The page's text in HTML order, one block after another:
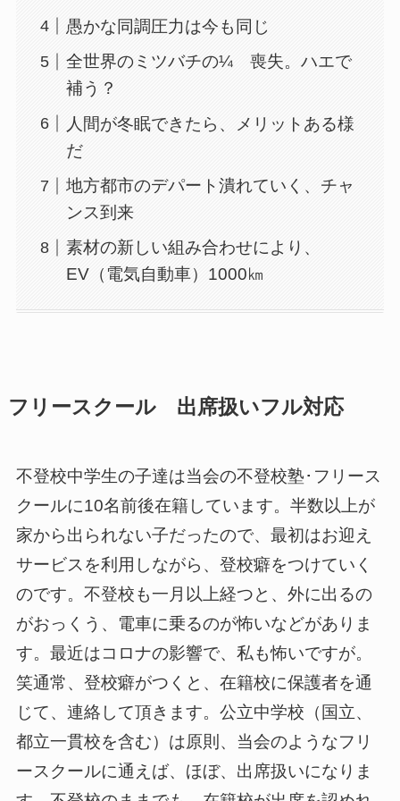
愚かな同調圧力は今も同じ
全世界のミツバチの¼ 喪失。ハエで
補う？
人間が冬眠できたら、メリットある様
だ
地方都市のデパート潰れていく、チャ
ンス到来
素材の新しい組み合わせにより、
EV（電気自動車）1000㎞
フリースクール 出席扱いフル対応
不登校中学生の子達は当会の不登校塾･フリース
クールに10名前後在籍しています。半数以上が
家から出られない子だったので、最初はお迎え
サービスを利用しながら、登校癖をつけていく
のです。不登校も一月以上経つと、外に出るの
がおっくう、電車に乗るのが怖いなどがありま
す。最近はコロナの影響で、私も怖いですが。
笑通常、登校癖がつくと、在籍校に保護者を通
じて、連絡して頂きます。公立中学校（国立、
都立一貫校を含む）は原則、当会のようなフリ
ースクールに通えば、ほぼ、出席扱いになりま